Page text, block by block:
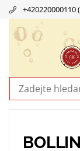
+420220000110